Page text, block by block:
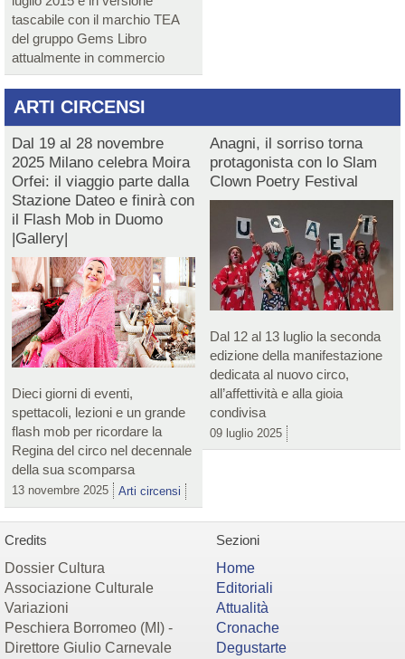
tascabile con il marchio TEA
del gruppo Gems Libro
attualmente in commercio
ARTI CIRCENSI
Dal 19 al 28 novembre
2025 Milano celebra Moira
Orfei: il viaggio parte dalla
Stazione Dateo e finirà con
il Flash Mob in Duomo
|Gallery|
Dieci giorni di eventi,
spettacoli, lezioni e un grande
flash mob per ricordare la
Regina del circo nel decennale
della sua scomparsa
13 novembre 2025 Arti circensi
Anagni, il sorriso torna
protagonista con lo Slam
Clown Poetry Festival
Dal 12 al 13 luglio la seconda
edizione della manifestazione
dedicata al nuovo circo,
all’affettività e alla gioia
condivisa
09 luglio 2025
Credits
Dossier Cultura
Associazione Culturale
Variazioni
Peschiera Borromeo (MI) -
Direttore Giulio Carnevale
Sezioni
Home
Editoriali
Attualità
Cronache
Degustarte